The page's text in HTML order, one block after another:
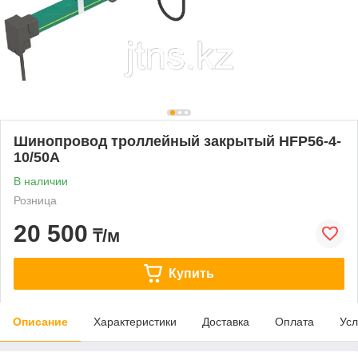
Шинопровод троллейный закрытый HFP56-4-
10/50A
В наличии
Розница
20 500 ₸/м
Купить
Описание Характеристики Доставка Оплата